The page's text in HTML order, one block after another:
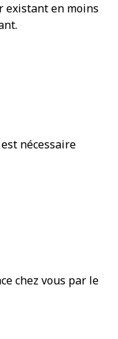
existant en moins
nécessaire
chez vous par le